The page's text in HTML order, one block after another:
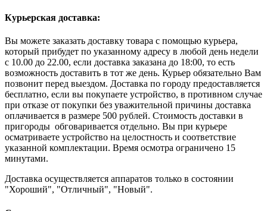
Курьерская доставка:
Вы можете заказать доставку товара с помощью курьера,
который прибудет по указанному адресу в любой день недели
с 10.00 до 22.00, если доставка заказана до 18:00, то есть
возможность доставить в тот же день. Курьер обязательно Вам
позвонит перед выездом. Доставка по городу предоставляется
бесплатно, если вы покупаете устройство, в противном случае
при отказе от покупки без уважительной причины доставка
оплачивается в размере 500 рублей. Стоимость доставки в
пригороды обговаривается отдельно. Вы при курьере
осматриваете устройство на целостность и соответствие
указанной комплектации. Время осмотра ограничено 15
минутами.
Доставка осуществляется аппаратов только в состоянии
"Хороший", "Отличный", "Новый".